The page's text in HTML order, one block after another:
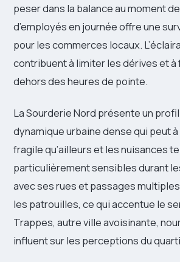
peser dans la balance au moment
d’employés en journée offre une
pour les commerces locaux.
contribuent à limiter les dérives et
dehors des heures de pointe.
La Sourderie Nord présente un
dynamique urbaine dense qui peut
fragile qu’ailleurs et les nuisances
particulièrement sensibles durant
avec ses rues et passages
les patrouilles, ce qui accentue le
Trappes, autre ville avoisinante,
influent sur les perceptions du